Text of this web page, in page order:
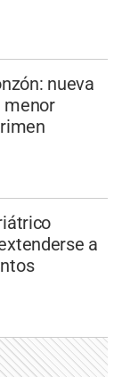
nueva
menor
a